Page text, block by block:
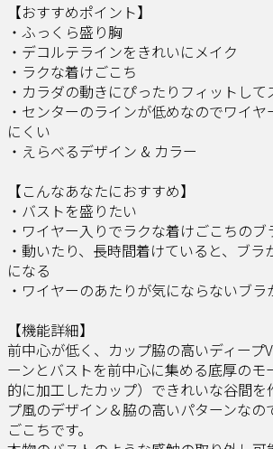
【おすすめポイント】​
・ふっくら盛り胸
・デコルテラインをきれいにメイク
・ラクな着けごこち
・カラダの動きにぴったりフィットして
・センターのラインが低めなのでワイ
にくい
・えらべるデザイン & カラー
【こんなあなたにおすすめ】​
・バストを盛りたい
・ワイヤー入りでラクな着けごこちのブ
・動いたり、長時間着けていると、ブ
になる
・ワイヤーのあたりが気にならないブラ
【機能詳細】​
前中心が低く、カップ脇の高いディープ
ーンとバストを前中心に集める底厚の
的に加工したカップ）できれいな谷間を
プ風のデザイン＆脇の高いパターンなの
ごこちです。